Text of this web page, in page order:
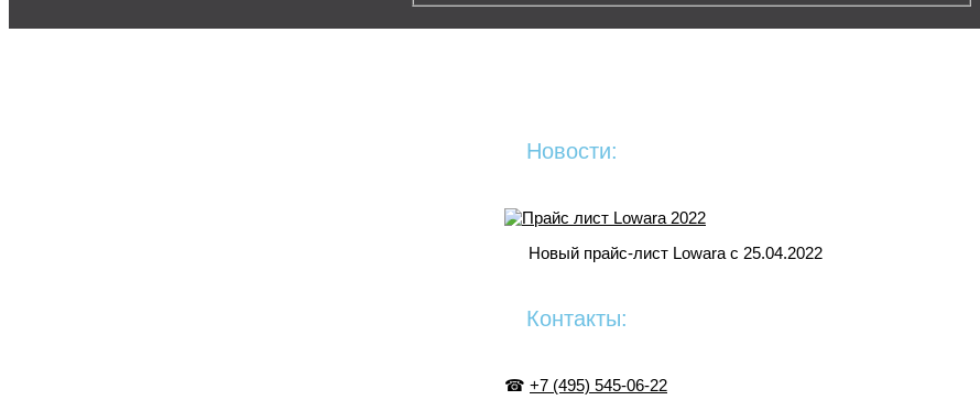
Новости:
Новый прайс-лист Lowara c 25.04.2022
Контакты:
☎ +7 (495) 545-06-22